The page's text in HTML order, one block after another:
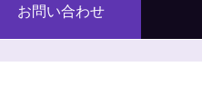
お問い合わせ